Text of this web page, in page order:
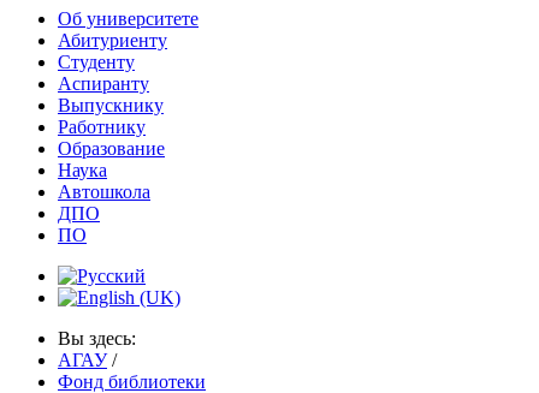
Об университете
Абитуриенту
Студенту
Аспиранту
Выпускнику
Работнику
Образование
Наука
Автошкола
ДПО
ПО
Вы здесь:
АГАУ /
Фонд библиотеки